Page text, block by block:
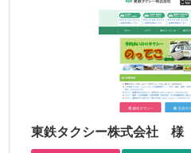
東鉄タクシー株式会社 様